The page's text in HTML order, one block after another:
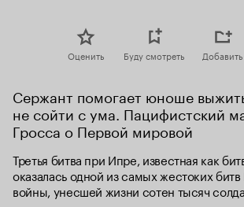
Оценить Буду смотреть Добавить
Сержант помогает юноше
не сойти с ума. Пацифистский
Гросса о Первой мировой
Третья битва при Ипре, известная как
оказалась одной из самых жестоких
войны, унесшей жизни сотен тысяч